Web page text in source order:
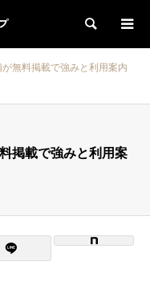
検索
無料掲載で強みと利用案内
掲載で強みと利用案